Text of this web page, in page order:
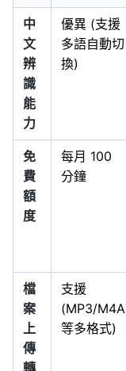
中
文
辨
識
能
力
優異 (支援
多語自動切
換)
免
費
額
度
每月 100
分鐘
檔
案
上
傳
支援
(MP3/M4A
等多格式)